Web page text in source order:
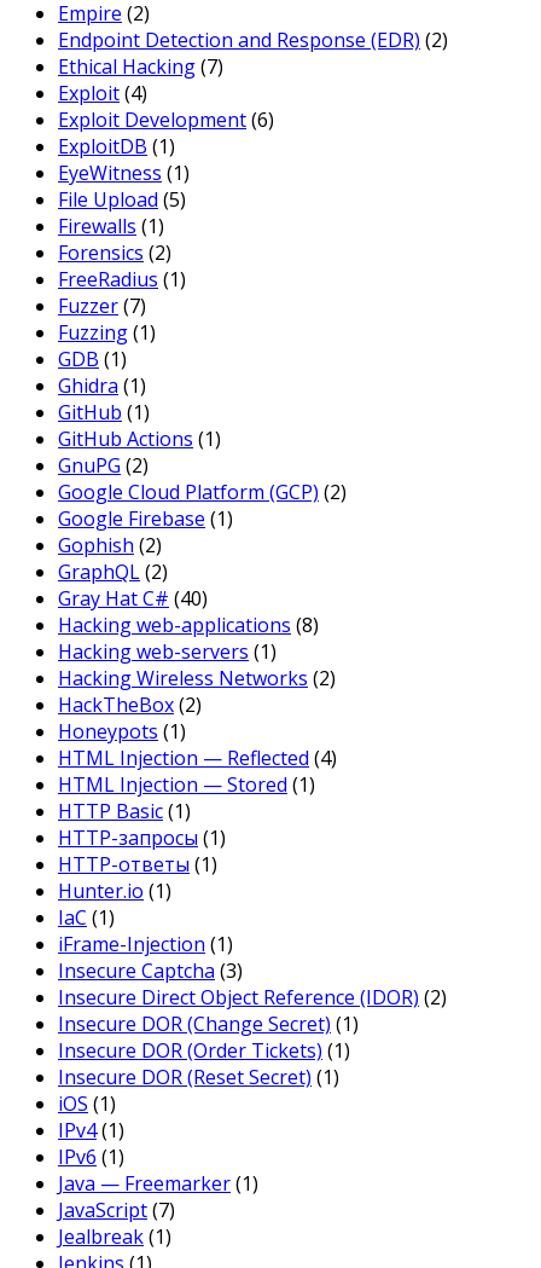
Empire (2)
Endpoint Detection and Response (EDR) (2)
Ethical Hacking(7)
Exploit(4)
Exploit Development(6)
ExploitDB (1)
EyeWitness (1)
File Upload (5)
Firewalls (1)
Forensics (2)
FreeRadius (1)
Fuzzer(7)
Fuzzing(1)
GDB (1)
Ghidra (1)
GitHub (1)
GitHub Actions (1)
GnuPG (2)
Google Cloud Platform (GCP) (2)
Google Firebase (1)
Gophish (2)
GraphQL(2)
Gray Hat C# (40)
Hacking web-applications (8)
Hacking web-servers (1)
Hacking Wireless Networks (2)
HackTheBox(2)
Honeypots (1)
HTML Injection — Reflected (4)
HTML Injection — Stored (1)
HTTP Basic(1)
HTTP-запросы (1)
HTTP-ответы (1)
Hunter.io (1)
IaC (1)
iFrame-Injection (1)
Insecure Captcha (3)
Insecure Direct Object Reference (IDOR) (2)
Insecure DOR (Change Secret) (1)
Insecure DOR (Order Tickets) (1)
Insecure DOR (Reset Secret) (1)
iOS (1)
IPv4(1)
IPv6 (1)
Java — Freemarker(1)
JavaScript(7)
Jealbreak(1)